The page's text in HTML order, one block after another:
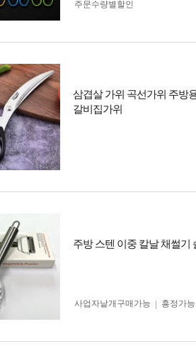
주문수량별할인
삼겹살 가위 곡선가위 주방
갈비집가위
주방 스텐 이중 칼날 채썰기
사업자 낱개구매가능 흥정가능